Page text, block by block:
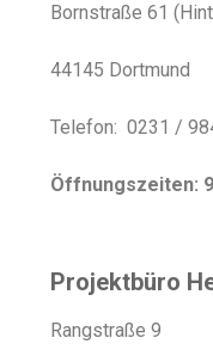
Bornstraße 61
44145 Dortmund
Telefon: 0231 /
Öffnungszeiten:
Projektbüro
Rangstraße 9